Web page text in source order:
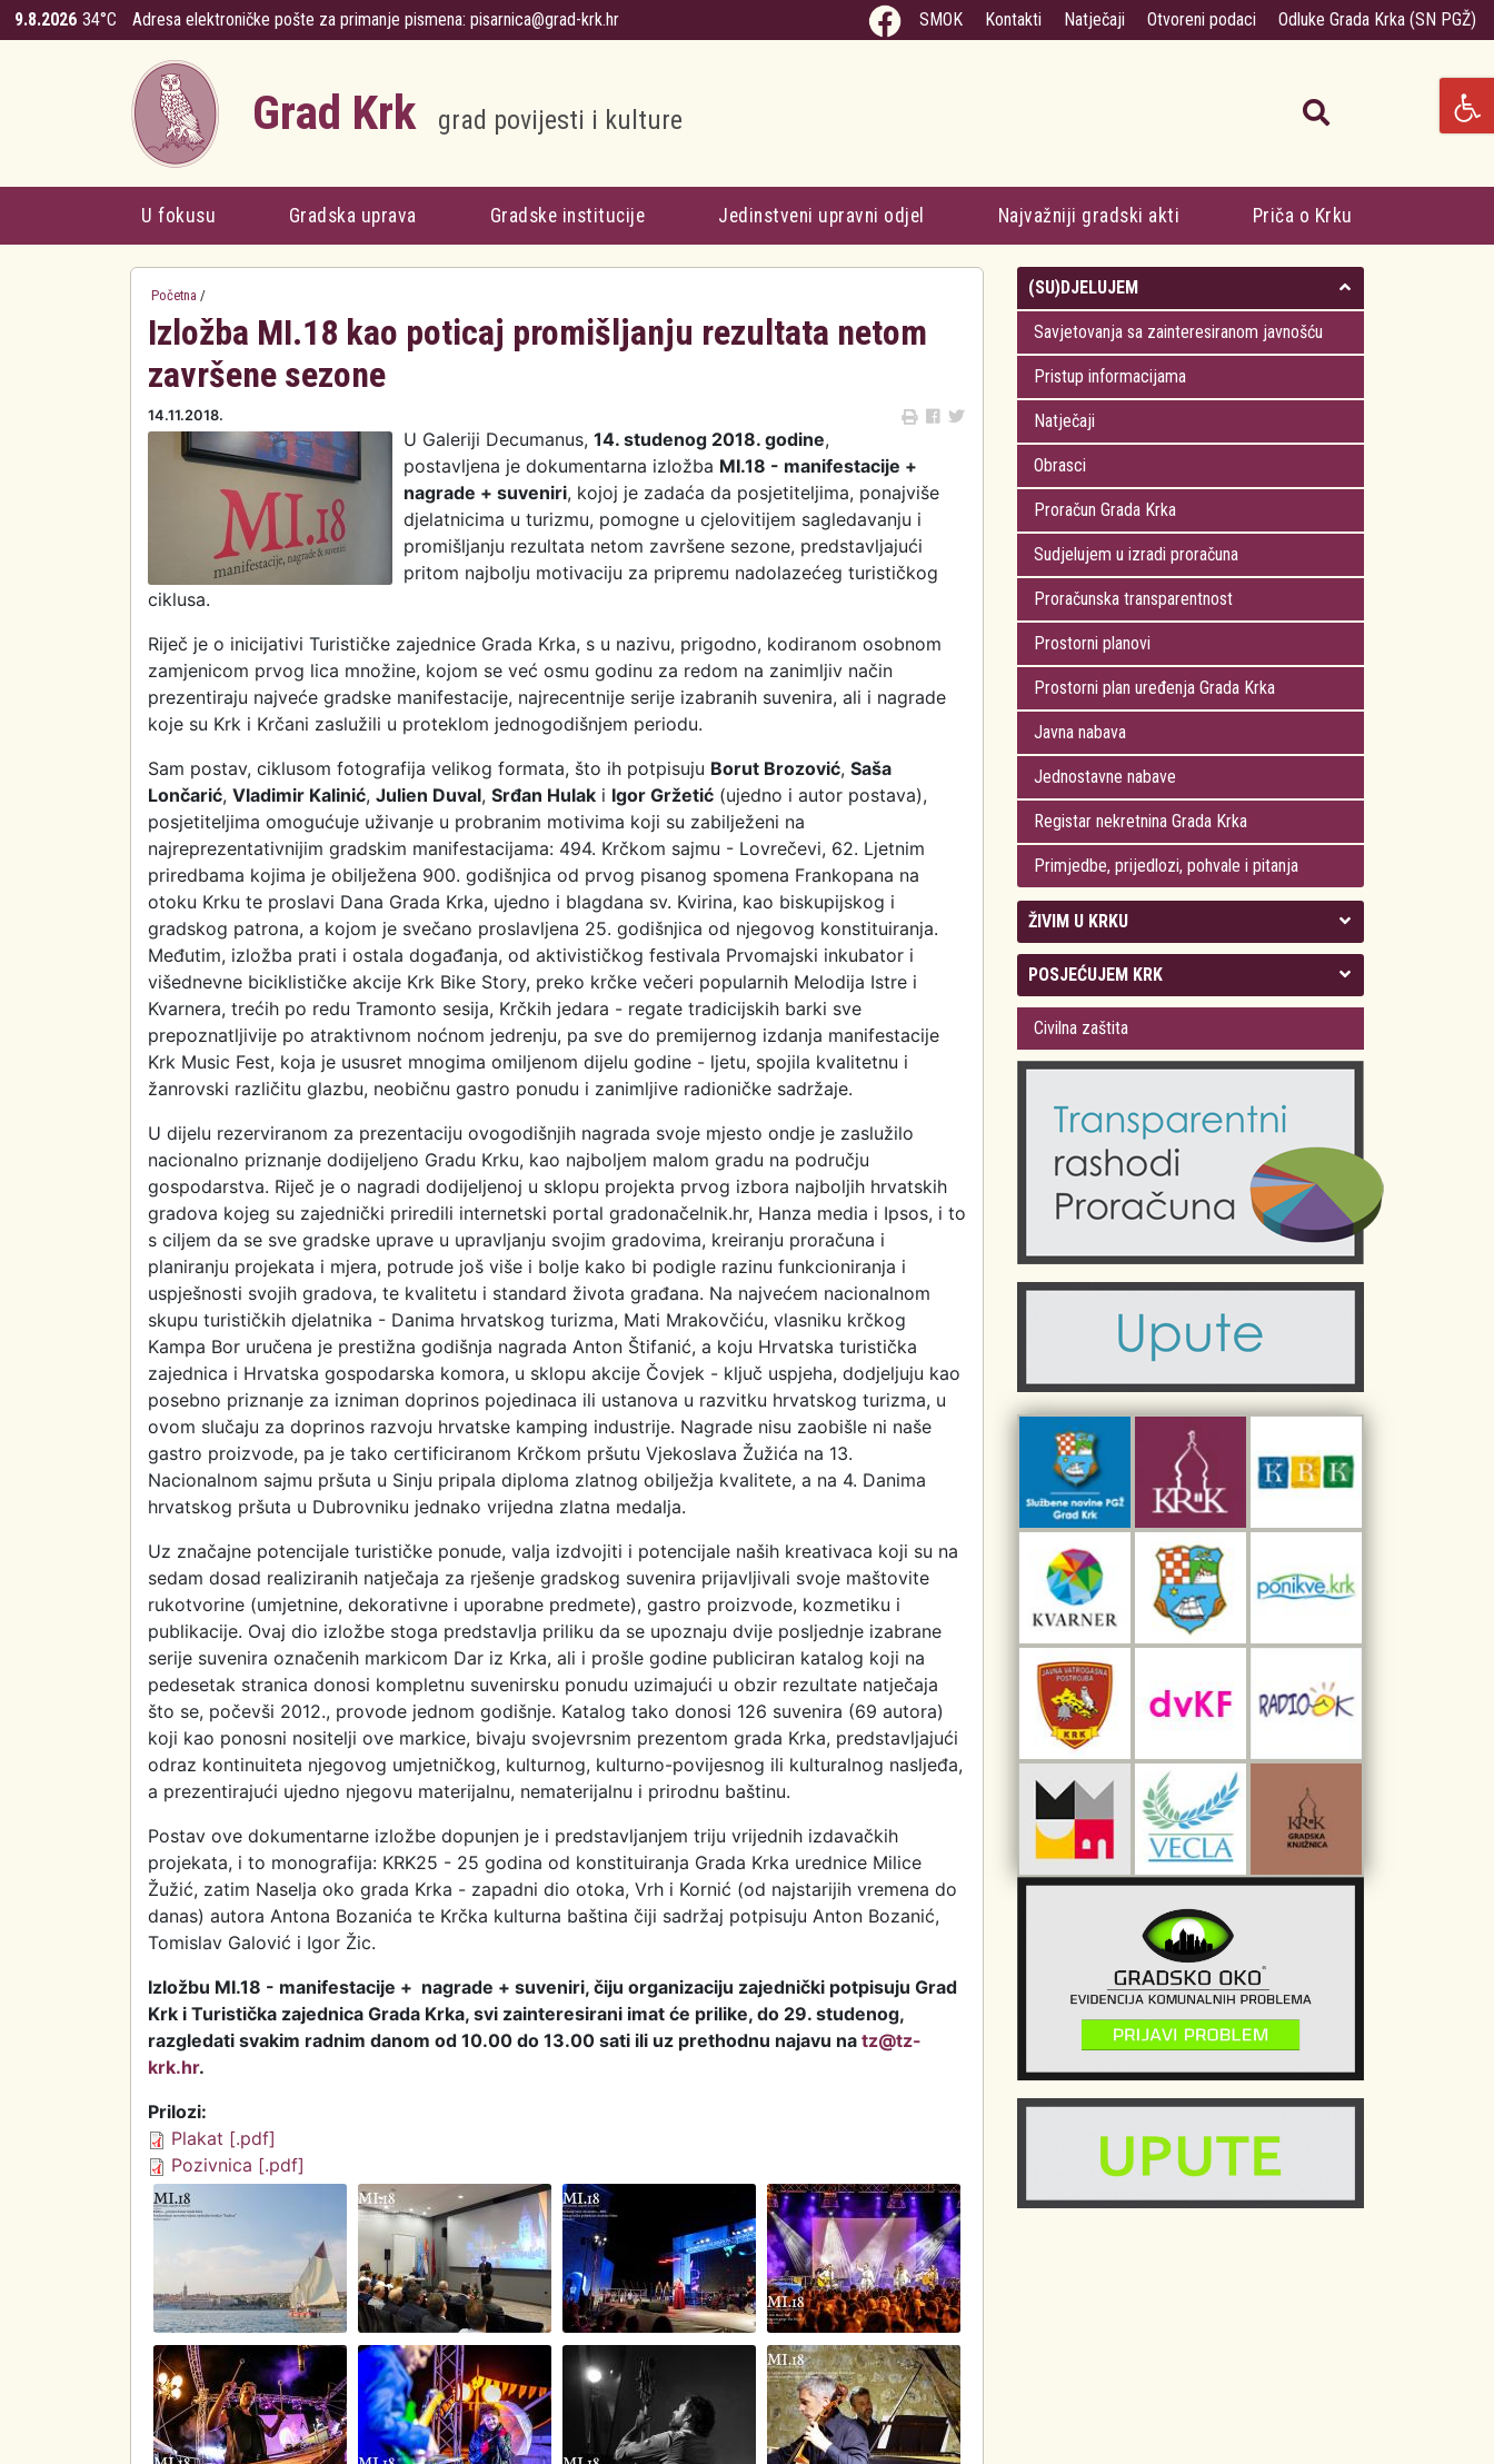
Skoči na glavni sadržaj
9.8.2026 34°C Adresa elektroničke pošte za primanje pismena: pisarnica@grad-krk.hr SMOK Kontakti Natječaji Otvoreni podaci Odluke Grada Krka (SN PGŽ)
Grad Krk grad povijesti i kulture
U fokusu Gradska uprava Gradske institucije Jedinstveni upravni odjel Najvažniji gradski akti Priča o Krku
Početna /
Izložba MI.18 kao poticaj promišljanju rezultata netom
završene sezone
14.11.2018.
U Galeriji Decumanus, 14. studenog 2018. godine,
postavljena je dokumentarna izložba MI.18 - manifestacije +
nagrade + suveniri, kojoj je zadaća da posjetiteljima, ponajviše
djelatnicima u turizmu, pomogne u cjelovitijem sagledavanju i
promišljanju rezultata netom završene sezone, predstavljajući
pritom najbolju motivaciju za pripremu nadolazećeg turističkog
ciklusa.
Riječ je o inicijativi Turističke zajednice Grada Krka, s u nazivu, prigodno, kodiranom osobnom
zamjenicom prvog lica množine, kojom se već osmu godinu za redom na zanimljiv način
prezentiraju najveće gradske manifestacije, najrecentnije serije izabranih suvenira, ali i nagrade
koje su Krk i Krčani zaslužili u proteklom jednogodišnjem periodu.
Sam postav, ciklusom fotografija velikog formata, što ih potpisuju Borut Brozović, Saša
Lončarić, Vladimir Kalinić, Julien Duval, Srđan Hulak i Igor Gržetić (ujedno i autor postava),
posjetiteljima omogućuje uživanje u probranim motivima koji su zabilježeni na
najreprezentativnijim gradskim manifestacijama: 494. Krčkom sajmu - Lovrečevi, 62. Ljetnim
priredbama kojima je obilježena 900. godišnjica od prvog pisanog spomena Frankopana na
otoku Krku te proslavi Dana Grada Krka, ujedno i blagdana sv. Kvirina, kao biskupijskog i
gradskog patrona, a kojom je svečano proslavljena 25. godišnjica od njegovog konstituiranja.
Međutim, izložba prati i ostala događanja, od aktivističkog festivala Prvomajski inkubator i
višednevne biciklističke akcije Krk Bike Story, preko krčke večeri popularnih Melodija Istre i
Kvarnera, trećih po redu Tramonto sesija, Krčkih jedara - regate tradicijskih barki sve
prepoznatljivije po atraktivnom noćnom jedrenju, pa sve do premijernog izdanja manifestacije
Krk Music Fest, koja je ususret mnogima omiljenom dijelu godine - ljetu, spojila kvalitetnu i
žanrovski različitu glazbu, neobičnu gastro ponudu i zanimljive radioničke sadržaje.
U dijelu rezerviranom za prezentaciju ovogodišnjih nagrada svoje mjesto ondje je zaslužilo
nacionalno priznanje dodijeljeno Gradu Krku, kao najboljem malom gradu na području
gospodarstva. Riječ je o nagradi dodijeljenoj u sklopu projekta prvog izbora najboljih hrvatskih
gradova kojeg su zajednički priredili internetski portal gradonačelnik.hr, Hanza media i Ipsos, i to
s ciljem da se sve gradske uprave u upravljanju svojim gradovima, kreiranju proračuna i
planiranju projekata i mjera, potrude još više i bolje kako bi podigle razinu funkcioniranja i
uspješnosti svojih gradova, te kvalitetu i standard života građana. Na najvećem nacionalnom
skupu turističkih djelatnika - Danima hrvatskog turizma, Mati Mrakovčiću, vlasniku krčkog
Kampa Bor uručena je prestižna godišnja nagrada Anton Štifanić, a koju Hrvatska turistička
zajednica i Hrvatska gospodarska komora, u sklopu akcije Čovjek - ključ uspjeha, dodjeljuju kao
posebno priznanje za izniman doprinos pojedinaca ili ustanova u razvitku hrvatskog turizma, u
ovom slučaju za doprinos razvoju hrvatske kamping industrije. Nagrade nisu zaobišle ni naše
gastro proizvode, pa je tako certificiranom Krčkom pršutu Vjekoslava Žužića na 13.
Nacionalnom sajmu pršuta u Sinju pripala diploma zlatnog obilježja kvalitete, a na 4. Danima
hrvatskog pršuta u Dubrovniku jednako vrijedna zlatna medalja.
Uz značajne potencijale turističke ponude, valja izdvojiti i potencijale naših kreativaca koji su na
sedam dosad realiziranih natječaja za rješenje gradskog suvenira prijavljivali svoje maštovite
rukotvorine (umjetnine, dekorativne i uporabne predmete), gastro proizvode, kozmetiku i
publikacije. Ovaj dio izložbe stoga predstavlja priliku da se upoznaju dvije posljednje izabrane
serije suvenira označenih markicom Dar iz Krka, ali i prošle godine publiciran katalog koji na
pedesetak stranica donosi kompletnu suvenirsku ponudu uzimajući u obzir rezultate natječaja
što se, počevši 2012., provode jednom godišnje. Katalog tako donosi 126 suvenira (69 autora)
koji kao ponosni nositelji ove markice, bivaju svojevrsnim prezentom grada Krka, predstavljajući
odraz kontinuiteta njegovog umjetničkog, kulturnog, kulturno-povijesnog ili kulturalnog nasljeđa,
a prezentirajući ujedno njegovu materijalnu, nematerijalnu i prirodnu baštinu.
Postav ove dokumentarne izložbe dopunjen je i predstavljanjem triju vrijednih izdavačkih
projekata, i to monografija: KRK25 - 25 godina od konstituiranja Grada Krka urednice Milice
Žužić, zatim Naselja oko grada Krka - zapadni dio otoka, Vrh i Kornić (od najstarijih vremena do
danas) autora Antona Bozanića te Krčka kulturna baština čiji sadržaj potpisuju Anton Bozanić,
Tomislav Galović i Igor Žic.
Izložbu MI.18 - manifestacije + nagrade + suveniri, čiju organizaciju zajednički potpisuju Grad
Krk i Turistička zajednica Grada Krka, svi zainteresirani imat će prilike, do 29. studenog,
razgledati svakim radnim danom od 10.00 do 13.00 sati ili uz prethodnu najavu na tz@tz-
krk.hr.
Prilozi:
Plakat [.pdf]
Pozivnica [.pdf]
(SU)DJELUJEM
Savjetovanja sa zainteresiranom javnošću
Pristup informacijama
Natječaji
Obrasci
Proračun Grada Krka
Sudjelujem u izradi proračuna
Proračunska transparentnost
Prostorni planovi
Prostorni plan uređenja Grada Krka
Javna nabava
Jednostavne nabave
Registar nekretnina Grada Krka
Primjedbe, prijedlozi, pohvale i pitanja
ŽIVIM U KRKU
Kolegij gradonačelnika
Gradsko vijeće
Odluke Grada Krka (Službene novine PGŽ)
Obrazovanje
Komunalne usluge
Civilni sektor (arhiva udruga)
Sport i rekreacija
POSJEĆUJEM KRK
Plan Grada Krka
Krk 360° VR panorama
Krk uživo
Fotogalerije
Kalendar događanja
Turistička zajednica otoka Krka
Kulturno-turistička ruta Putovima Frankopana
Dar iz Krka
Interpretacijski centar pomorske baštine
Civilna zaštita